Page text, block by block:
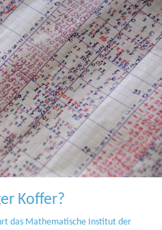
Koffer?
das Mathematische Institut der